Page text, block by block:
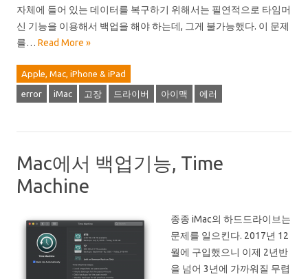
자체에 들어 있는 데이터를 복구하기 위해서는 필연적으로 타임머
신 기능을 이용해서 백업을 해야 하는데, 그게 불가능했다. 이 문제
를… Read More »
Apple, Mac, iPhone & iPad
error iMac 고장 드라이버 아이맥 에러
Mac에서 백업기능, Time
Machine
종종 iMac의 하드드라이브는
문제를 일으킨다. 2017년 12
월에 구입했으니 이제 2년반
을 넘어 3년에 가까워질 무렵